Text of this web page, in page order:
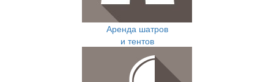
Аренда шатров
и тентов